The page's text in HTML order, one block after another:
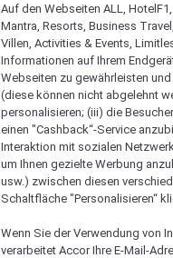
Auf den Webseiten ALL,
Mantra, Resorts, Business
Villen, Activities & Events,
Informationen auf Ihrem
Webseiten zu gewährleisten
(diese können nicht abgelehnt
personalisieren; (iii) die
einen "Cashback“-Service
Interaktion mit sozialen
um Ihnen gezielte Werbung
usw.) zwischen diesen
Schaltfläche "Personalisieren“
Wenn Sie der Verwendung von
verarbeitet Accor Ihre E-Mail-